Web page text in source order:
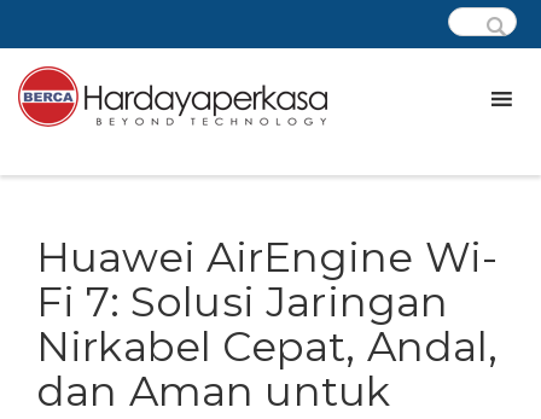
Huawei AirEngine Wi-
Fi 7: Solusi Jaringan
Nirkabel Cepat, Andal,
dan Aman untuk